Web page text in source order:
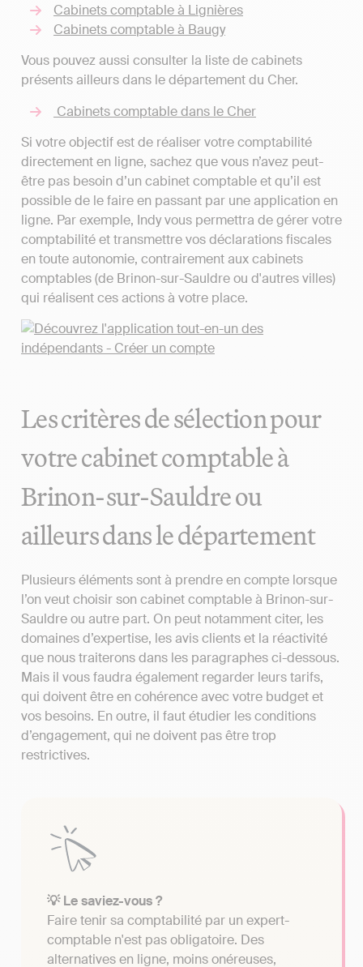
Cabinets comptable à Lignières
Cabinets comptable à Baugy
Vous pouvez aussi consulter la liste de cabinets
présents ailleurs dans le département du Cher.
Cabinets comptable dans le Cher
Si votre objectif est de réaliser votre comptabilité
directement en ligne, sachez que vous n’avez peut-
être pas besoin d’un cabinet comptable et qu’il est
possible de le faire en passant par une application en
ligne. Par exemple, Indy vous permettra de gérer votre
comptabilité et transmettre vos déclarations fiscales
en toute autonomie, contrairement aux cabinets
comptables (de Brinon-sur-Sauldre ou d'autres villes)
qui réalisent ces actions à votre place.
Les critères de sélection pour
votre cabinet comptable à
Brinon-sur-Sauldre ou
ailleurs dans le département
Plusieurs éléments sont à prendre en compte lorsque
l’on veut choisir son cabinet comptable à Brinon-sur-
Sauldre ou autre part. On peut notamment citer, les
domaines d’expertise, les avis clients et la réactivité
que nous traiterons dans les paragraphes ci-dessous.
Mais il vous faudra également regarder leurs tarifs,
qui doivent être en cohérence avec votre budget et
vos besoins. En outre, il faut étudier les conditions
d’engagement, qui ne doivent pas être trop
restrictives.
💡 Le saviez-vous ?
Faire tenir sa comptabilité par un expert-
comptable n'est pas obligatoire. Des
alternatives en ligne, moins onéreuses,